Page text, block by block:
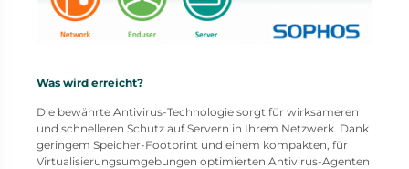
Was wird erreicht?
Die bewährte Antivirus-Technologie sorgt für wirksameren
und schnelleren Schutz auf Servern in Ihrem Netzwerk. Dank
geringem Speicher-Footprint und einem kompakten, für
Virtualisierungsumgebungen optimierten Antivirus-Agenten